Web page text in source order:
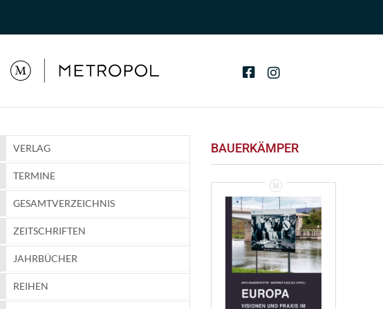
VERLAG
TERMINE
GESAMTVERZEICHNIS
ZEITSCHRIFTEN
JAHRBÜCHER
REIHEN
BAUERKÄMPER